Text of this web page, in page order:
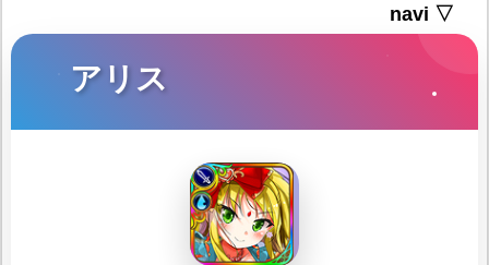
navi ▽
アリス